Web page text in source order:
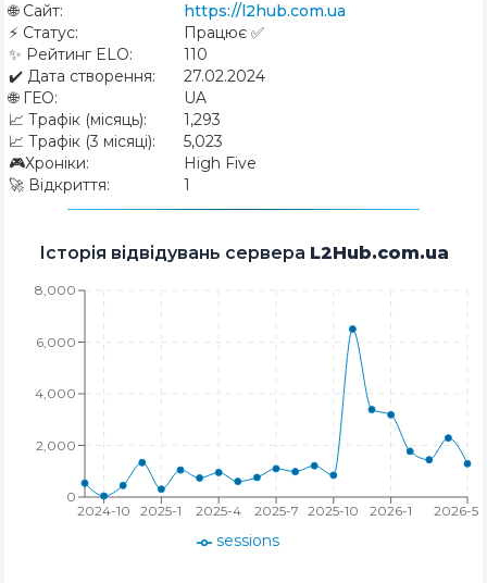
🌐 Сайт:
https://l2hub.com.ua
⚡ Статус:
Працює ✅
✨ Рейтинг ELO:
110
✔️ Дата створення:
27.02.2024
🌐 ГЕО:
UA
📈 Трафік (місяць):
1,293
📈 Трафік (3 місяці):
5,023
🎮Хроніки:
High Five
🚀 Відкриття: 1
Історія відвідувань сервера L2Hub.com.ua
2024-10 2025-1 2025-4 2025-7 2025-10 2026-1 2026-5
0
2,000
4,000
6,000
8,000
sessions